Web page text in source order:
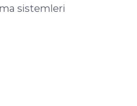
sistemleri